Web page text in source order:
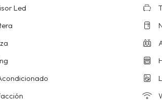
Led